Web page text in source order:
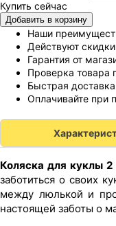
Добавить в корзину
Наши
Действуют
Гарантия от
Проверка товара
Быстрая
Оплачивайте при
Коляска для куклы
заботиться о своих
между люлькой и
настоящей заботы о